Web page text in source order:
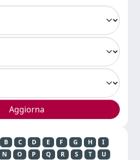
B C D E F G H
I
N O P Q R S T
U